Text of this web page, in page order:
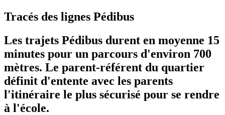
Tracés des lignes Pédibus
Les trajets Pédibus durent en moyenne 15
minutes pour un parcours d'environ 700
mètres. Le parent-référent du quartier
définit d'entente avec les parents
l'itinéraire le plus sécurisé pour se rendre
à l'école.